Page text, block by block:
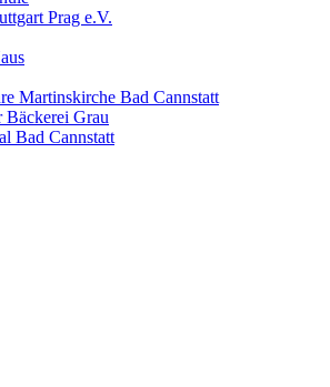
Prag e.V.
Martinskirche Bad Cannstatt
Bäckerei Grau
Bad Cannstatt